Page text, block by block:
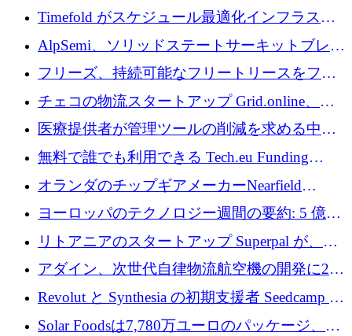
に AI を導入するために 310 万ユーロを確保
Timefold がスケジュール最適化インフラスト
ラクチャを拡張するためにシリーズ A で
1,300 万ドルを調達
AlpSemi、ソリッドステートサーキットブレー
カー技術の進歩のために1,700万ユーロを調達
フリーズ、持続可能なフリートリースをフラ
ンス全土に拡大するために1,300万ユーロを確
保
チェコの物流スタートアップ Grid.online、配
送量が 1 年で 10 倍に増加し、400 万ユーロの
医療提供者が管理ツールの削減を求める中、
a16z が Prosper AI を 3,000 万ドルで支援
無料で誰でも利用できる Tech.eu Funding
Explorer のご紹介
オランダのチップギアメーカーNearfield
Instrumentsが3億8,000万ドルを調達
ヨーロッパのテクノロジー週間の要約: 5 億
8,500 万ユーロを超える 60 以上のテクノロジ
ー資金調達取引
リトアニアのスタートアップ Superpal が、
Slack 内に構築された AI コワーカー プラット
アダイン、次世代自律物流航空機の開発に250
万ユーロを確保
Revolut と Synthesia の初期支援者 Seedcamp が
3 億 2,000 万ドルを調達、米国に投資
Solar Foodsは7,780万ユーロのパッケージ、5